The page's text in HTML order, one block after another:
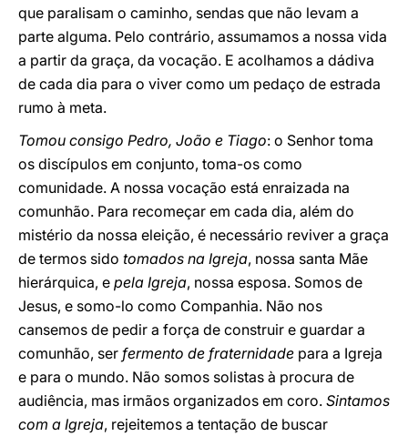
que paralisam o caminho, sendas que não levam a
parte alguma. Pelo contrário, assumamos a nossa vida
a partir da graça, da vocação. E acolhamos a dádiva
de cada dia para o viver como um pedaço de estrada
rumo à meta.
Tomou consigo Pedro, João e Tiago: o Senhor toma
os discípulos em conjunto, toma-os como
comunidade. A nossa vocação está enraizada na
comunhão. Para recomeçar em cada dia, além do
mistério da nossa eleição, é necessário reviver a graça
de termos sido tomados na Igreja, nossa santa Mãe
hierárquica, e pela Igreja, nossa esposa. Somos de
Jesus, e somo-lo como Companhia. Não nos
cansemos de pedir a força de construir e guardar a
comunhão, ser fermento de fraternidade para a Igreja
e para o mundo. Não somos solistas à procura de
audiência, mas irmãos organizados em coro. Sintamos
com a Igreja, rejeitemos a tentação de buscar